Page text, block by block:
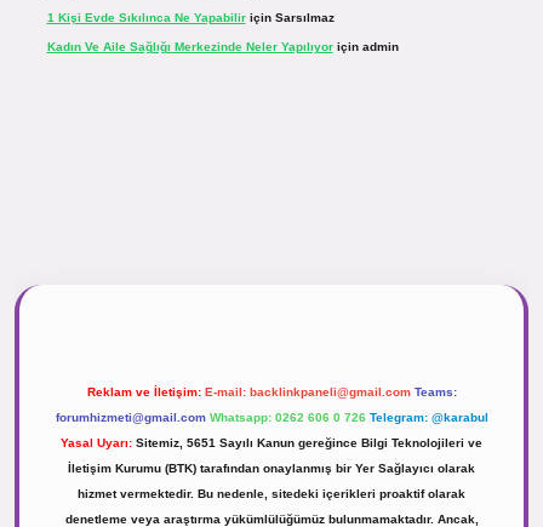
1 Kişi Evde Sıkılınca Ne Yapabiliriçin Sarsılmaz
Kadın Ve Aile Sağlığı Merkezinde Neler Yapılıyoriçin admin
Reklam ve İletişim: E-mail: backlinkpaneli@gmail.com Teams:
forumhizmeti@gmail.com Whatsapp: 0262 606 0 726 Telegram: @karabul
Yasal Uyarı: Sitemiz, 5651 Sayılı Kanun gereğince Bilgi Teknolojileri ve
İletişim Kurumu (BTK) tarafından onaylanmış bir Yer Sağlayıcı olarak
hizmet vermektedir. Bu nedenle, sitedeki içerikleri proaktif olarak
denetleme veya araştırma yükümlülüğümüz bulunmamaktadır. Ancak,